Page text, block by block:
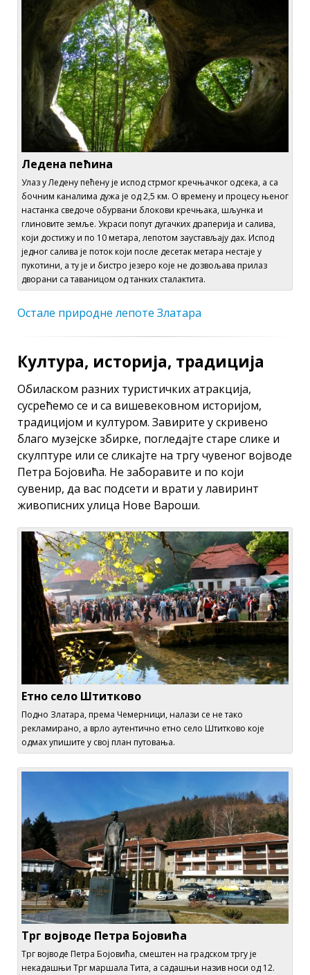
Ледена пећина
Улаз у Ледену пећену је испод стрмог кречњачког одсека, а са
бочним каналима дужа је од 2,5 км. О времену и процесу њеног
настанка сведоче обурвани блокови кречњака, шљунка и
глиновите земље. Украси попут дугачких драперија и салива,
који достижу и по 10 метара, лепотом заустављају дах. Испод
једног салива је поток који после десетак метара нестаје у
пукотини, а ту је и бистро језеро које не дозвољава прилаз
дворани са таваницом од танких сталактита.
Остале природне лепоте Златара
Култура, историја, традиција
Обиласком разних туристичких атракција,
сусрећемо се и са вишевековном историјом,
традицијом и културом. Завирите у скривено
благо музејске збирке, погледајте старе слике и
скулптуре или се сликајте на тргу чувеног војводе
Петра Бојовића. Не заборавите и по који
сувенир, да вас подсети и врати у лавиринт
живописних улица Нове Вароши.
Етно село Штитково
Подно Златара, према Чемерници, налази се не тако
рекламирано, а врло аутентично етно село Штитково које
одмах упишите у свој план путовања.
Трг војводе Петра Бојовића
Трг војводе Петра Бојовића, смештен на градском тргу је
некадашњи Трг маршала Тита, а садашњи назив носи од 12.